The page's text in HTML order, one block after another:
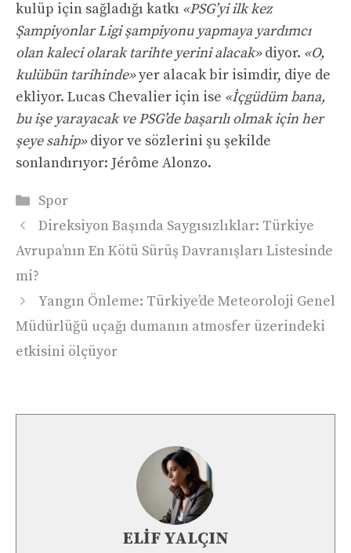
kulüp için sağladığı katkı «PSG’yi ilk kez
Şampiyonlar Ligi şampiyonu yapmaya yardımcı
olan kaleci olarak tarihte yerini alacak»diyor. «O,
kulübün tarihinde»yer alacak bir isimdir, diye de
ekliyor. Lucas Chevalier için ise «İçgüdüm bana,
bu işe yarayacak ve PSG’de başarılı olmak için her
şeye sahip»diyor ve sözlerini şu şekilde
sonlandırıyor: Jérôme Alonzo.
Kategoriler
Spor
Direksiyon Başında Saygısızlıklar: Türkiye
Avrupa’nın En Kötü Sürüş Davranışları Listesinde
mi?
Yangın Önleme: Türkiye’de Meteoroloji Genel
Müdürlüğü uçağı dumanın atmosfer üzerindeki
etkisini ölçüyor
ELIF YALÇIN